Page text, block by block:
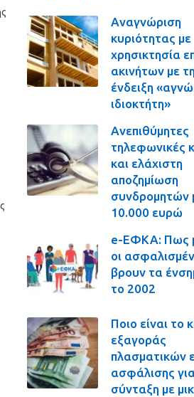
Αναγνώριση
κυριότητας με
χρησικτησία
ακινήτων με
ένδειξη
ιδιοκτήτη»
Ανεπιθύμητες
τηλεφωνικές
και ελάχιστη
αποζημίωση
συνδρομητών
10.000 ευρώ
e-ΕΦΚΑ: Πως
οι
βρουν τα
το 2002
Ποιο είναι το
εξαγοράς
πλασματικών
ασφάλισης
σύνταξη με